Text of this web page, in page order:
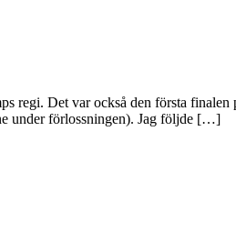
Det var också den första
under förlossningen). Jag följde […]